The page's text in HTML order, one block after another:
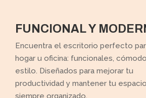
FUNCIONAL Y
Encuentra el escritorio perfecto
hogar u oficina: funcionales,
estilo. Diseñados para mejorar tu
productividad y mantener tu espacio
siempre organizado.